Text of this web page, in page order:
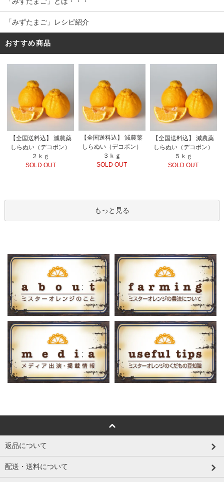
「みずたまご」レシピ紹介
おすすめ商品
【全国送料込】 減農薬
しらぬい（デコポン）
２ｋｇ
SOLD OUT
【全国送料込】 減農薬
しらぬい（デコポン）
３ｋｇ
SOLD OUT
【全国送料込】 減農薬
しらぬい（デコポン）
５ｋｇ
SOLD OUT
もっと見る
返品について
配送・送料について